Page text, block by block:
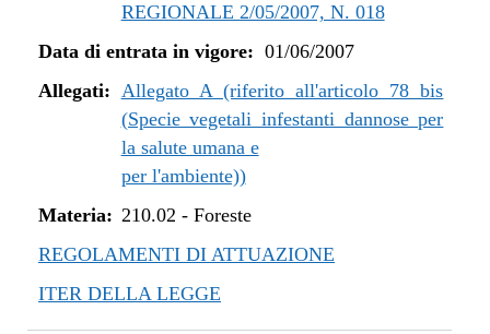
REGIONALE 2/05/2007, N. 018
Data di entrata in vigore: 01/06/2007
Allegati: Allegato A (riferito all'articolo 78 bis
(Specie vegetali infestanti dannose per
la salute umana e
per l'ambiente))
Materia: 210.02 - Foreste
REGOLAMENTI DI ATTUAZIONE
ITER DELLA LEGGE